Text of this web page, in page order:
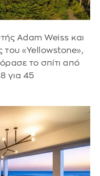
Adam Weiss και
του «Yellowstone»,
το σπίτι από
για 45